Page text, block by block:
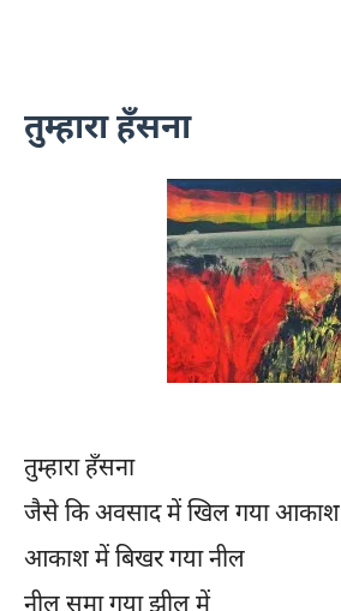
तुम्हारा हँसना
तुम्हारा हँसना
जैसे कि अवसाद में खिल गया आकाश
आकाश में बिखर गया नील